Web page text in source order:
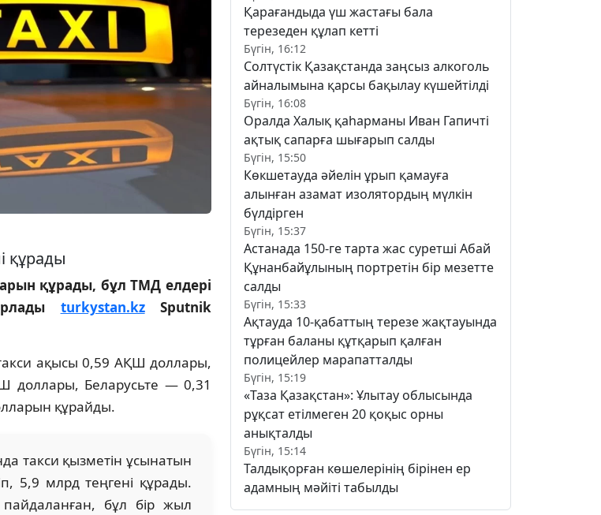
құрады
құрады, бұл ТМД елдері
turkystan.kzSputnik
ақысы 0,59 АҚШ доллары,
Беларусьте — 0,31
құрайды.
такси қызметін ұсынатын
5,9 млрд теңгені құрады.
бұл бір жыл
Қарағандыда үш жастағы бала
терезеден құлап кетті
Бүгін, 16:12
Солтүстік Қазақстанда заңсыз алкоголь
айналымына қарсы бақылау күшейтілді
Бүгін, 16:08
Оралда Халық қаһарманы Иван Гапичті
ақтық сапарға шығарып салды
Бүгін, 15:50
Көкшетауда әйелін ұрып қамауға
алынған азамат изолятордың мүлкін
бүлдірген
Бүгін, 15:37
Астанада 150-ге тарта жас суретші Абай
Құнанбайұлының портретін бір мезетте
салды
Бүгін, 15:33
Ақтауда 10-қабаттың терезе жақтауында
тұрған баланы құтқарып қалған
полицейлер марапатталды
Бүгін, 15:19
«Таза Қазақстан»: Ұлытау облысында
рұқсат етілмеген 20 қоқыс орны
анықталды
Бүгін, 15:14
Талдықорған көшелерінің бірінен ер
адамның мәйіті табылды